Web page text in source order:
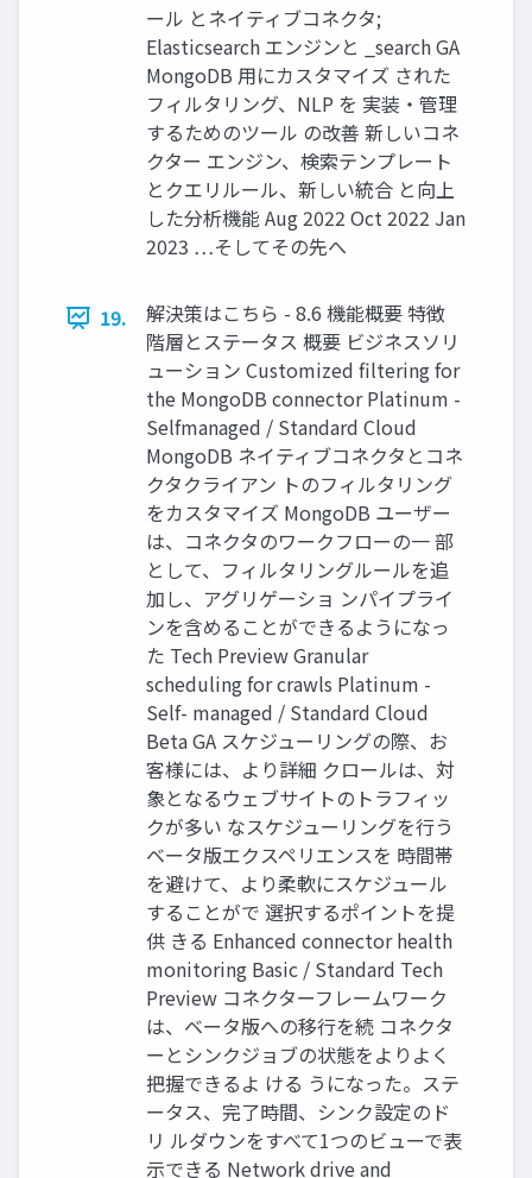
ール とネイティブコネクタ;
Elasticsearch エンジンと _search GA
MongoDB ⽤にカスタマイズ された
フィルタリング、NLP を 実装・管理
するためのツール の改善 新しいコネ
クター エンジン、検索テンプレート
とクエリルール、新しい統合 と向上
した分析機能 Aug 2022 Oct 2022 Jan
2023 …そしてその先へ
19.
解決策はこちら - 8.6 機能概要 特徴
階層とステータス 概要 ビジネスソリ
ューション Customized filtering for
the MongoDB connector Platinum -
Selfmanaged / Standard Cloud
MongoDB ネイティブコネクタとコネ
クタクライアン トのフィルタリング
をカスタマイズ MongoDB ユーザー
は、コネクタのワークフローの⼀ 部
として、フィルタリングルールを追
加し、アグリゲーショ ンパイプライ
ンを含めることができるようになっ
た Tech Preview Granular
scheduling for crawls Platinum -
Self- managed / Standard Cloud
Beta GA スケジューリングの際、お
客様には、より詳細 クロールは、対
象となるウェブサイトのトラフィッ
クが多い なスケジューリングを⾏う
ベータ版エクスペリエンスを 時間帯
を避けて、より柔軟にスケジュール
することがで 選択するポイントを提
供 きる Enhanced connector health
monitoring Basic / Standard Tech
Preview コネクターフレームワーク
は、ベータ版への移⾏を続 コネクタ
ーとシンクジョブの状態をよりよく
把握できるよ ける うになった。ステ
ータス、完了時間、シンク設定のド
リ ルダウンをすべて1つのビューで表
⽰できる Network drive and